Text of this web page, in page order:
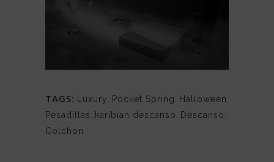
TAGS: Luxury Pocket Spring Halloween
Pesadillas
karibian descanso Descanso
Colchon